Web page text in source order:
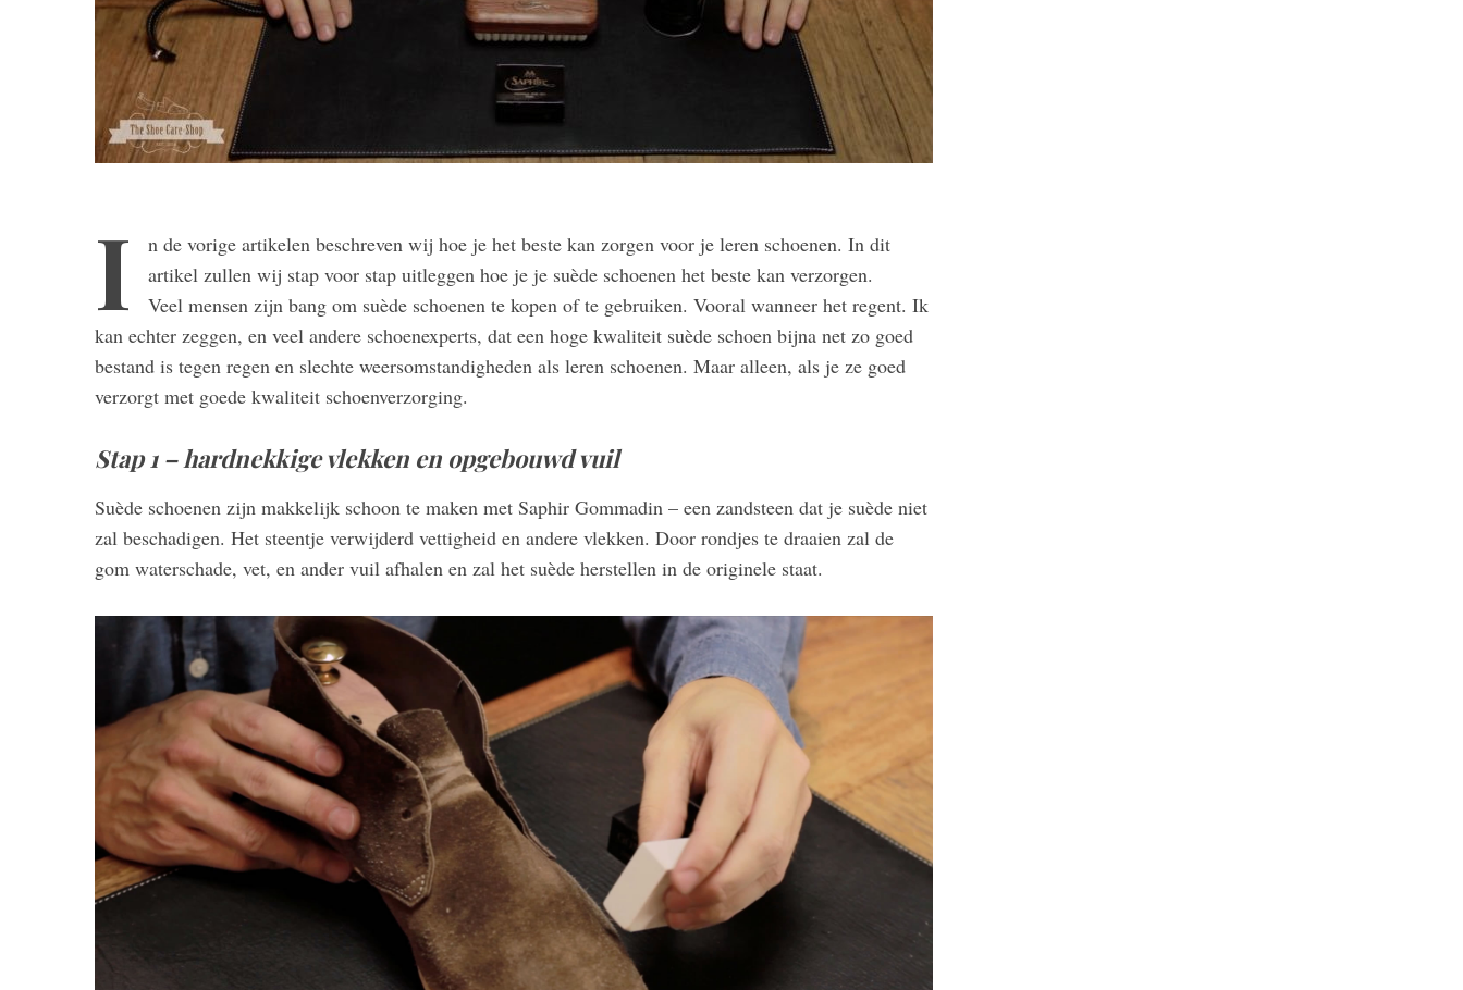
I
n de vorige artikelen beschreven wij hoe je het beste kan zorgen voor je leren schoenen. In dit
artikel zullen wij stap voor stap uitleggen hoe je je suède schoenen het beste kan verzorgen.
Veel mensen zijn bang om suède schoenen te kopen of te gebruiken. Vooral wanneer het regent. Ik
kan echter zeggen, en veel andere schoenexperts, dat een hoge kwaliteit suède schoen bijna net zo goed
bestand is tegen regen en slechte weersomstandigheden als leren schoenen. Maar alleen, als je ze goed
verzorgt met goede kwaliteit schoenverzorging.
Stap 1 – hardnekkige vlekken en opgebouwd vuil
Suède schoenen zijn makkelijk schoon te maken met Saphir Gommadin – een zandsteen dat je suède niet
zal beschadigen. Het steentje verwijderd vettigheid en andere vlekken. Door rondjes te draaien zal de
gom waterschade, vet, en ander vuil afhalen en zal het suède herstellen in de originele staat.